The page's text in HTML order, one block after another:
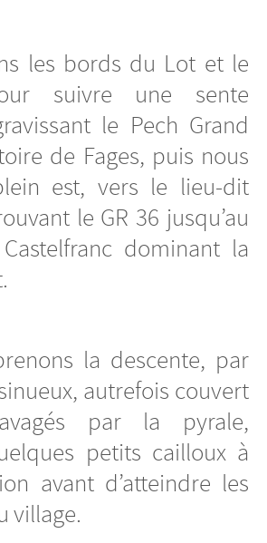
les bords du Lot et le
suivre une sente
le Pech Grand
de Fages, puis nous
est, vers le lieu-dit
le GR 36 jusqu’au
dominant la
la descente, par
autrefois couvert
par la pyrale,
petits cailloux à
avant d’atteindre les
village.